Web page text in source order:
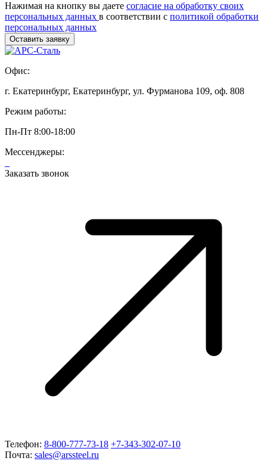
Нажимая на кнопку вы даете согласие на обработку своих
персональных данных в соответствии с политикой обработки
персональных данных
Офис:
г. Екатеринбург, Екатеринбург, ул. Фурманова 109, оф. 808
Режим работы:
Пн-Пт 8:00-18:00
Мессенджеры:
Заказать звонок
Телефон: 8-800-777-73-18 +7-343-302-07-10
Почта: sales@arssteel.ru